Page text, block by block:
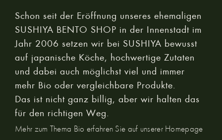
Schon seit der Eröffnung unseres ehemaligen
SUSHIYA BENTO SHOP in der Innenstadt im
Jahr 2006 setzen wir bei SUSHIYA bewusst
auf japanische Köche, hochwertige Zutaten
und dabei auch möglichst viel und immer
mehr Bio oder vergleichbare Produkte.
Das ist nicht ganz billig, aber wir halten das
für den richtigen Weg.
Mehr zum Thema Bio erfahren Sie auf unserer Homepage